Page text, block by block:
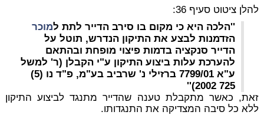
להלן ציטוט סעיף 36:
''הלכה היא כי מקום בו סירב הדייר לתת למוכר
הזדמנות לבצע את התיקון הנדרש, תוטל על
הדייר סנקציה בדמות פיצוי מופחת ובהתאם
להערכת עלות ביצוע התיקון ע"י הקבלן (ר' למשל
ע"א 7799/01 ברזילי נ' שרביב בע"מ, פ"ד נו (5)
725 2002)''
זאת, כאשר מתקבלת טענה שהדייר מתנגד לביצוע התיקון
ללא כל סיבה המצדיקה את התנגדותו.